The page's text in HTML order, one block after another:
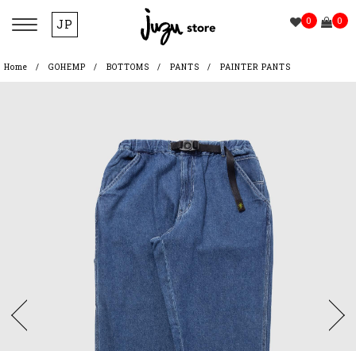
JP 0 0
Home GOHEMP BOTTOMS PANTS PAINTER PANTS